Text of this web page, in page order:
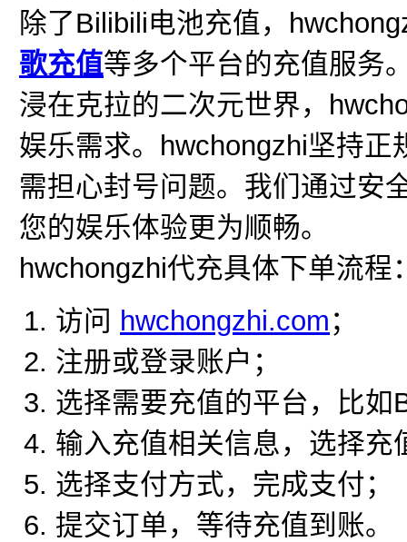
除了Bilibili电池充值，
歌充值等多个平台的充值服务
浸在克拉的二次元世界，
娱乐需求。hwchongzhi坚持
需担心封号问题。我们通过安
您的娱乐体验更为顺畅。
hwchongzhi代充具体下单流程
访问 hwchongzhi.com ；
注册或登录账户；
选择需要充值的平台，比如
输入充值相关信息，选择充
选择支付方式，完成支付；
提交订单，等待充值到账。